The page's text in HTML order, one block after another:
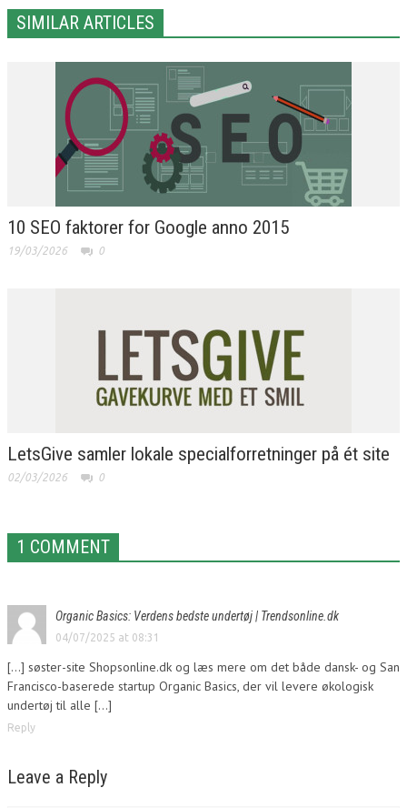
SIMILAR ARTICLES
10 SEO faktorer for Google anno 2015
19/03/2026 0
LetsGive samler lokale specialforretninger på ét site
02/03/2026 0
1 COMMENT
Organic Basics: Verdens bedste undertøj | Trendsonline.dk
04/07/2025 at 08:31
[…] søster-site Shopsonline.dk og læs mere om det både dansk- og San
Francisco-baserede startup Organic Basics, der vil levere økologisk
undertøj til alle […]
Reply
Leave a Reply